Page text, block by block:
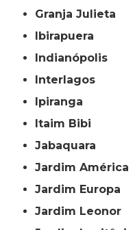
Granja Julieta
Ibirapuera
Indianópolis
Interlagos
Ipiranga
Itaim Bibi
Jabaquara
Jardim América
Jardim Europa
Jardim Leonor